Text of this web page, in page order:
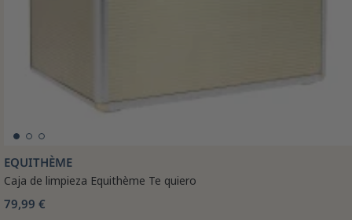
EQUITHÈME
Caja de limpieza Equithème Te quiero
79,99 €